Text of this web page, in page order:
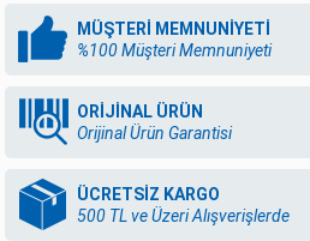
MÜŞTERİ MEMNUNİYETİ
%100 Müşteri Memnuniyeti
ORİJİNAL ÜRÜN
Orijinal Ürün Garantisi
ÜCRETSİZ KARGO
500 TL ve Üzeri Alışverişlerde